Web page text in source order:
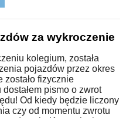
za wykroczenie
kolegium, została
pojazdów przez okres
zostało fizycznie
pismo o zwrot
Od kiedy będzie liczony
czy od momentu zwrotu